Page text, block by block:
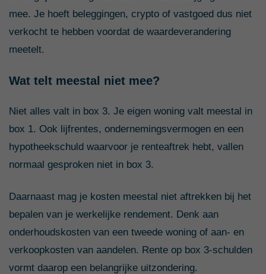
mee. Je hoeft beleggingen, crypto of vastgoed dus niet
verkocht te hebben voordat de waardeverandering
meetelt.
Wat telt meestal niet mee?
Niet alles valt in box 3. Je eigen woning valt meestal in
box 1. Ook lijfrentes, ondernemingsvermogen en een
hypotheekschuld waarvoor je renteaftrek hebt, vallen
normaal gesproken niet in box 3.
Daarnaast mag je kosten meestal niet aftrekken bij het
bepalen van je werkelijke rendement. Denk aan
onderhoudskosten van een tweede woning of aan- en
verkoopkosten van aandelen. Rente op box 3-schulden
vormt daarop een belangrijke uitzondering.